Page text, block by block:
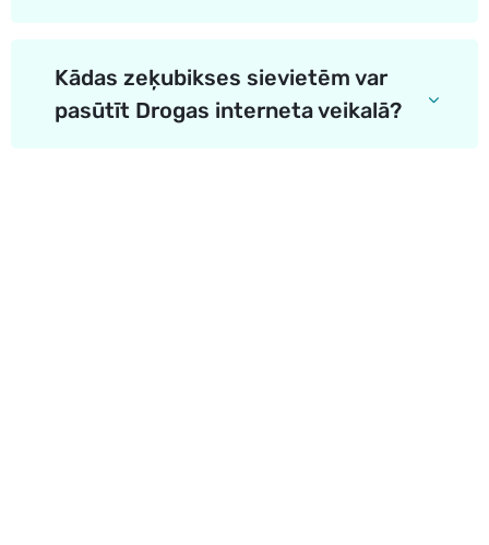
Kādas zeķubikses sievietēm var
pasūtīt Drogas interneta veikalā?